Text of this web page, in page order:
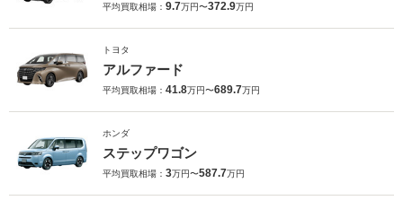
平均買取相場： 9.7万円〜372.9万円
トヨタ
アルファード
平均買取相場： 41.8万円〜689.7万円
ホンダ
ステップワゴン
平均買取相場： 3万円〜587.7万円